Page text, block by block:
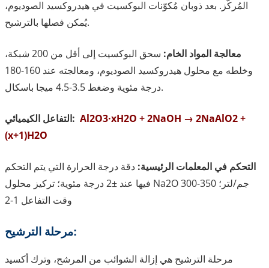
المُركّز. بعد ذوبان مُكوّنات البوكسيت في هيدروكسيد الصوديوم،
يُمكن فصلها بالترشيح.
معالجة المواد الخام:
سحق البوكسيت إلى أقل من 200 شبكة،
وخلطه مع محلول هيدروكسيد الصوديوم، ومعالجته عند 160-180
درجة مئوية وضغط 3.5-4.5 ميجا باسكال.
التفاعل الكيميائي: Al2O3·xH2O + 2NaOH → 2NaAlO2 +
(x+1)H2O
التحكم في المعلمات الرئيسية: دقة درجة الحرارة التي يتم التحكم
فيها عند ±2 درجة مئوية؛ تركيز محلول Na2O 300-350 جم/لتر؛
وقت التفاعل 1-2
مرحلة الترشيح:
مرحلة الترشيح هي إزالة الشوائب من المرشح، وترك أكسيد